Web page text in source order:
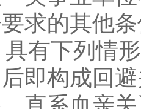
的其他条
下列情形
构成回避